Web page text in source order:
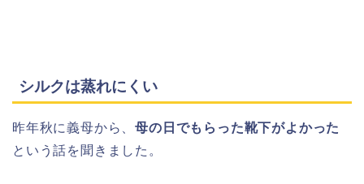
シルクは蒸れにくい
昨年秋に義母から、母の日でもらった靴下がよかった
という話を聞きました。